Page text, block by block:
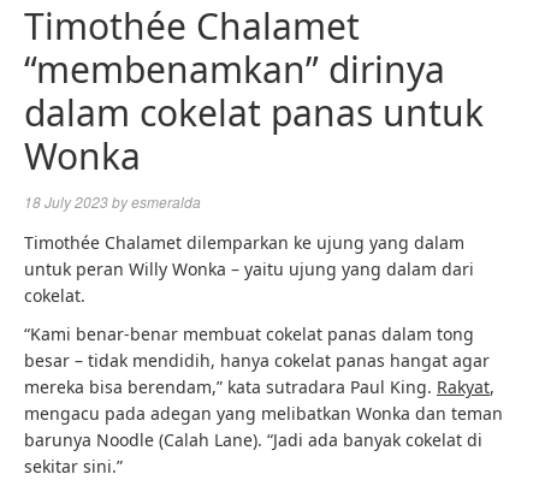
Timothée Chalamet
“membenamkan” dirinya
dalam cokelat panas untuk
Wonka
18 July 2023byesmeralda
Timothée Chalamet dilemparkan ke ujung yang dalam
untuk peran Willy Wonka – yaitu ujung yang dalam dari
cokelat.
“Kami benar-benar membuat cokelat panas dalam tong
besar – tidak mendidih, hanya cokelat panas hangat agar
mereka bisa berendam,” kata sutradara Paul King. Rakyat,
mengacu pada adegan yang melibatkan Wonka dan teman
barunya Noodle (Calah Lane). “Jadi ada banyak cokelat di
sekitar sini.”